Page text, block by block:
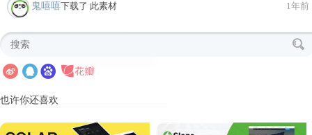
鬼嘻嘻下载了 此素材 1年前
也许你还喜欢